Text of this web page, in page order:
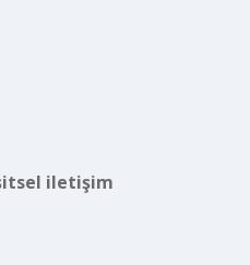
iletişim